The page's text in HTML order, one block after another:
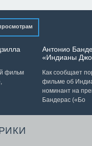
фильм
Антонио
«Индианы
Как сообщает
фильме об
номинант на
Бандерас («Бо